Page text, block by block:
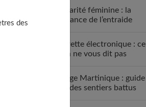
Solidarité féminine : la
puissance de l’entraide
Cigarette électronique : ce
qu’on ne vous dit pas
Voyage Martinique : guide
hors des sentiers battus
des